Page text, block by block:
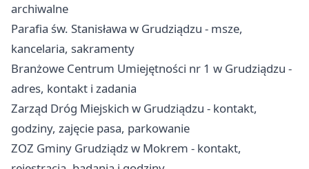
archiwalne
Parafia św. Stanisława w Grudziądzu - msze,
kancelaria, sakramenty
Branżowe Centrum Umiejętności nr 1 w Grudziądzu -
adres, kontakt i zadania
Zarząd Dróg Miejskich w Grudziądzu - kontakt,
godziny, zajęcie pasa, parkowanie
ZOZ Gminy Grudziądz w Mokrem - kontakt,